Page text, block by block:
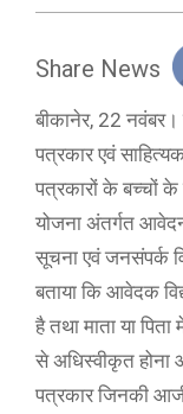
Share News
बीकानेर, 22 नवंबर।
पत्रकार एवं
पत्रकारों के बच्चों के
योजना अंतर्गत
सूचना एवं जनसंपर्क
बताया कि आवेदक
है तथा माता या
से अधिस्वीकृत होना
पत्रकार जिनकी